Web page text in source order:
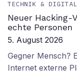
TECHNIK &
Neuer Hacking-
echte Personen
5. August 2026
Gegner Mensch?
Internet externe